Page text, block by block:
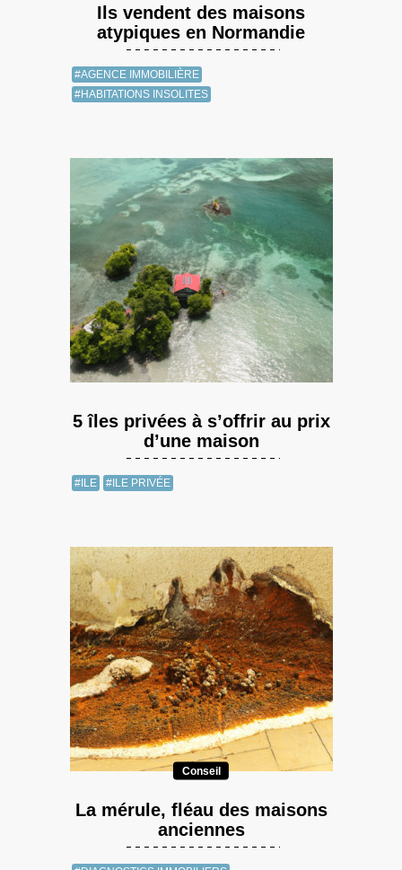
Ils vendent des maisons
atypiques en Normandie
#AGENCE IMMOBILIÈRE
#HABITATIONS INSOLITES
5 îles privées à s’offrir au prix
d’une maison
#ILE #ILE PRIVÉE
Conseil
La mérule, fléau des maisons
anciennes